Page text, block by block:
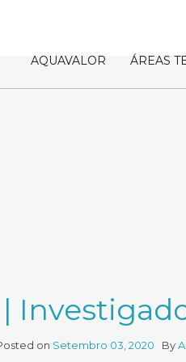
AQUAVALOR ÁREAS
on Setembro 03, 2020 By